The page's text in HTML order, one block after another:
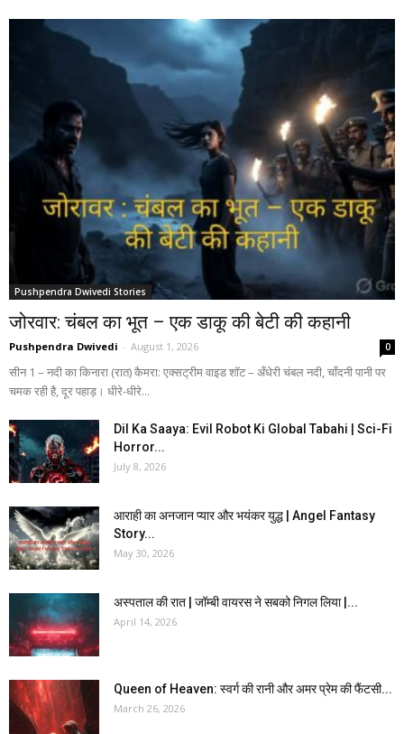
Pushpendra Dwivedi Stories
जोरवार: चंबल का भूत – एक डाकू की बेटी की कहानी
Pushpendra Dwivedi - August 1, 2026 0
सीन 1 – नदी का किनारा (रात) कैमरा: एक्सट्रीम वाइड शॉट – अँधेरी चंबल नदी, चाँदनी पानी पर
चमक रही है, दूर पहाड़। धीरे-धीरे...
Dil Ka Saaya: Evil Robot Ki Global Tabahi | Sci-Fi
Horror...
July 8, 2026
आराही का अनजान प्यार और भयंकर युद्ध | Angel Fantasy
Story...
May 30, 2026
अस्पताल की रात | जॉम्बी वायरस ने सबको निगल लिया |...
April 14, 2026
Queen of Heaven: स्वर्ग की रानी और अमर प्रेम की फैंटसी...
March 26, 2026